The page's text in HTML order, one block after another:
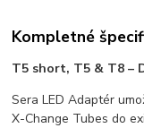
Kompletné
T5 short, T5 & T8 –
Sera LED Adaptér
X-Change Tubes do